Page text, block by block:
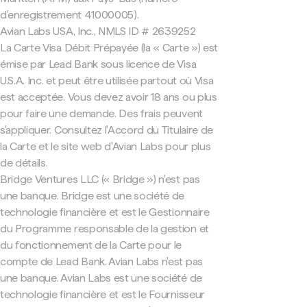
d'enregistrement 41000005).
Avian Labs USA, Inc., NMLS ID # 2639252
La Carte Visa Débit Prépayée (la « Carte ») est
émise par Lead Bank sous licence de Visa
U.S.A. Inc. et peut être utilisée partout où Visa
est acceptée. Vous devez avoir 18 ans ou plus
pour faire une demande. Des frais peuvent
s'appliquer. Consultez l'Accord du Titulaire de
la Carte et le site web d'Avian Labs pour plus
de détails.
Bridge Ventures LLC (« Bridge ») n'est pas
une banque. Bridge est une société de
technologie financière et est le Gestionnaire
du Programme responsable de la gestion et
du fonctionnement de la Carte pour le
compte de Lead Bank. Avian Labs n'est pas
une banque. Avian Labs est une société de
technologie financière et est le Fournisseur